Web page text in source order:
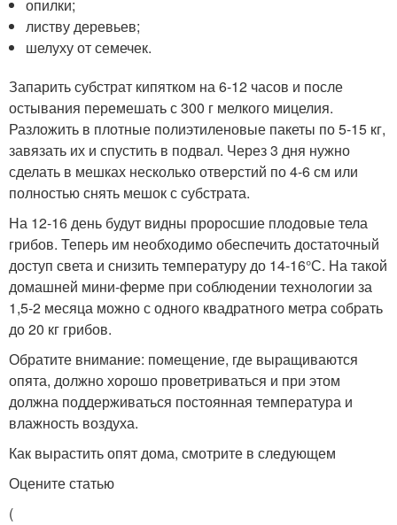
опилки;
листву деревьев;
шелуху от семечек.
Запарить субстрат кипятком на 6-12 часов и после
остывания перемешать с 300 г мелкого мицелия.
Разложить в плотные полиэтиленовые пакеты по 5-15 кг,
завязать их и спустить в подвал. Через 3 дня нужно
сделать в мешках несколько отверстий по 4-6 см или
полностью снять мешок с субстрата.
На 12-16 день будут видны проросшие плодовые тела
грибов. Теперь им необходимо обеспечить достаточный
доступ света и снизить температуру до 14-16°С. На такой
домашней мини-ферме при соблюдении технологии за
1,5-2 месяца можно с одного квадратного метра собрать
до 20 кг грибов.
Обратите внимание: помещение, где выращиваются
опята, должно хорошо проветриваться и при этом
должна поддерживаться постоянная температура и
влажность воздуха.
Как вырастить опят дома, смотрите в следующем
Оцените статью
(